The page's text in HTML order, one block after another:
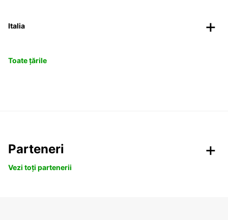
Italia
Toate țările
Parteneri
Vezi toți partenerii